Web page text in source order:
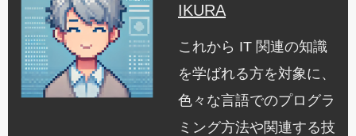
IKURA
これから IT 関連の知識
を学ばれる方を対象に、
色々な言語でのプログラ
ミング方法や関連する技